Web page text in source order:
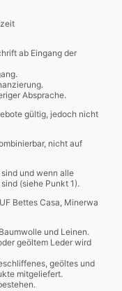
ab Eingang der
Absprache.
gültig, jedoch nicht
nicht auf
und wenn alle
(siehe Punkt 1).
Bettes Casa, Minerwa
und Leinen.
geöltem Leder wird
geöltes und
mitgeliefert.